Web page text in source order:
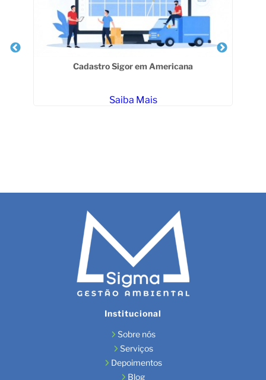
Cadastro Sigor em Americana
Saiba Mais
Institucional
Sobre nós
Serviços
Depoimentos
Blog